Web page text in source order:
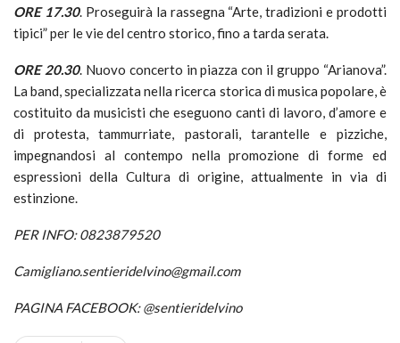
ORE 17.30. Proseguirà la rassegna “Arte, tradizioni e prodotti
tipici” per le vie del centro storico, fino a tarda serata.
ORE 20.30. Nuovo concerto in piazza con il gruppo “Arianova”.
La band, specializzata nella ricerca storica di musica popolare, è
costituito da musicisti che eseguono canti di lavoro, d’amore e
di protesta, tammurriate, pastorali, tarantelle e pizziche,
impegnandosi al contempo nella promozione di forme ed
espressioni della Cultura di origine, attualmente in via di
estinzione.
PER INFO: 0823879520
Camigliano.sentieridelvino@gmail.com
PAGINA FACEBOOK: @sentieridelvino